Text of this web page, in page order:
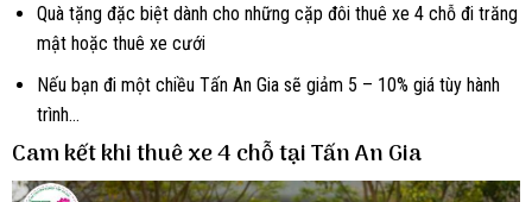
Quà tặng đặc biệt dành cho những cặp đôi thuê xe 4 chỗ đi trăng
mật hoặc thuê xe cưới
Nếu bạn đi một chiều Tấn An Gia sẽ giảm 5 – 10% giá tùy hành
trình…
Cam kết khi thuê xe 4 chỗ tại Tấn An Gia